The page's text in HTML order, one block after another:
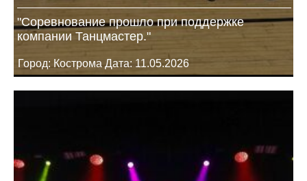
"Соревнование прошло при поддержке
компании Танцмастер."
Город: Кострома Дата: 11.05.2026